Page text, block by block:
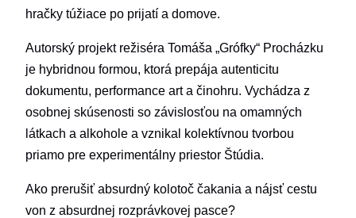
hračky túžiace po prijatí a domove.
Autorský projekt režiséra Tomáša „Grófky“ Procházku
je hybridnou formou, ktorá prepája autenticitu
dokumentu, performance art a činohru. Vychádza z
osobnej skúsenosti so závislosťou na omamných
látkach a alkohole a vznikal kolektívnou tvorbou
priamo pre experimentálny priestor Štúdia.
Ako prerušiť absurdný kolotoč čakania a nájsť cestu
von z absurdnej rozprávkovej pasce?